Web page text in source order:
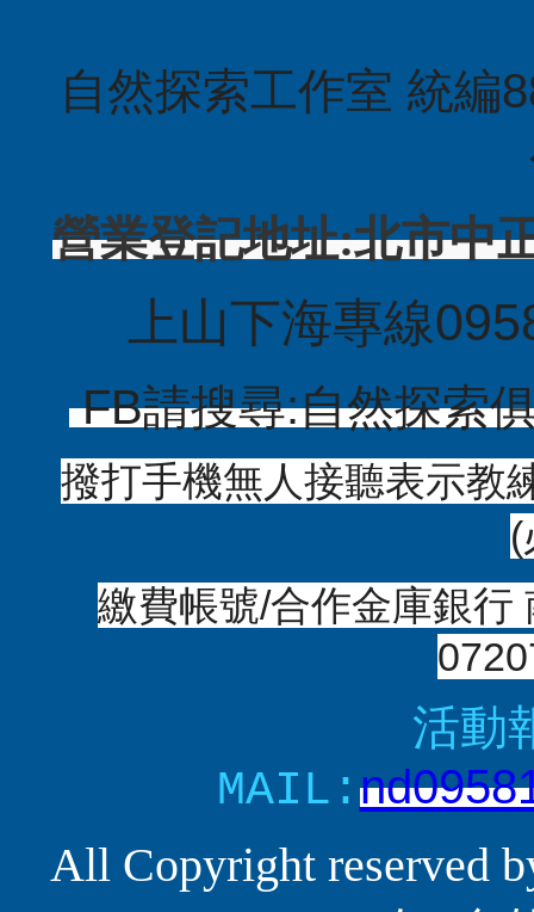
自然探索工作室 統編
營業登記地址:北市中
上山下海專線
FB請搜尋:自然探索
撥打手機無人接聽表示教
(
繳費帳號/合作金庫銀行
活動
MAIL:
All Copyright reserved